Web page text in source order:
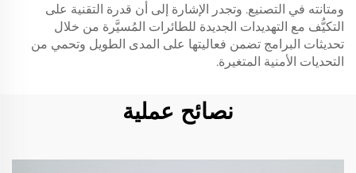
ومتانته في التصنيع. وتجدر الإشارة إلى أن قدرة التقنية على
التكيُّف مع التهديدات الجديدة للطائرات المُسيَّرة من خلال
تحديثات البرامج تضمن فعاليتها على المدى الطويل وتحمي من
التحديات الأمنية المتغيرة.
نصائح عملية